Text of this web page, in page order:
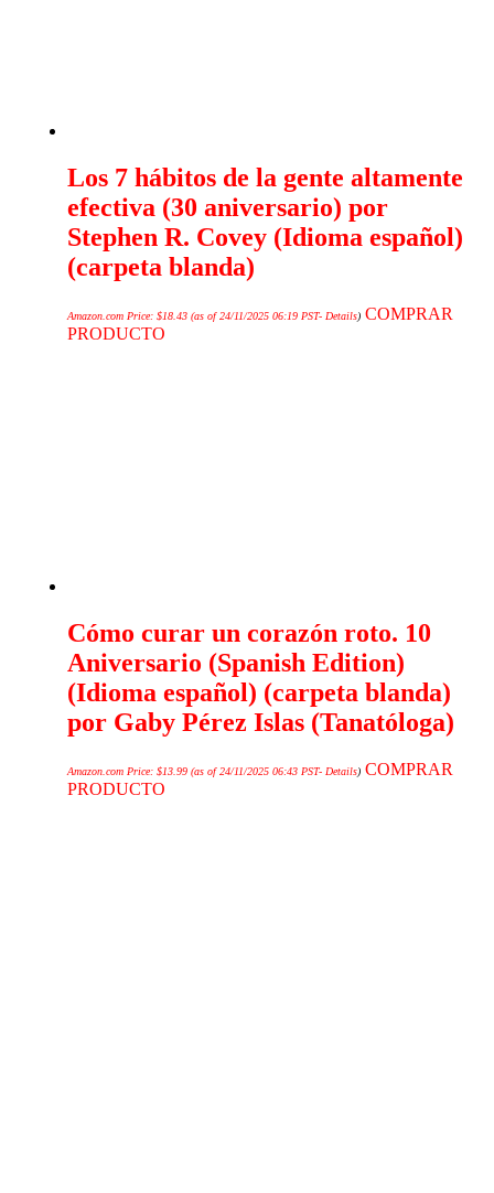
Los 7 hábitos de la gente altamente
efectiva (30 aniversario) por
Stephen R. Covey (Idioma español)
(carpeta blanda)
Amazon.com Price:$18.43 (as of 24/11/2025 06:19 PST- Details) COMPRAR
PRODUCTO
Cómo curar un corazón roto. 10
Aniversario (Spanish Edition)
(Idioma español) (carpeta blanda)
por Gaby Pérez Islas (Tanatóloga)
Amazon.com Price:$13.99 (as of 24/11/2025 06:43 PST- Details) COMPRAR
PRODUCTO